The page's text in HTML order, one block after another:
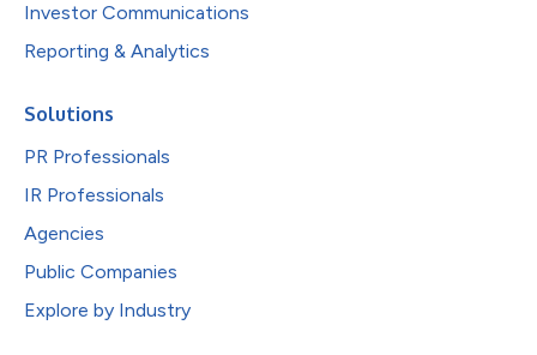
Investor Communications
Reporting & Analytics
Solutions
PR Professionals
IR Professionals
Agencies
Public Companies
Explore by Industry